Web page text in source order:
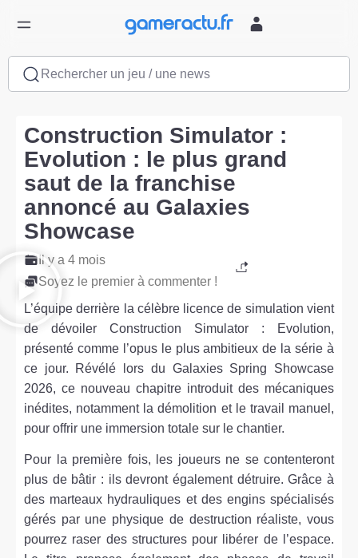
Rechercher un jeu / une news
Construction Simulator :
Evolution : le plus grand
saut de la franchise
annoncé au Galaxies
Showcase
Il y a 4 mois
Soyez le premier à commenter !
L’équipe derrière la célèbre licence de simulation vient
de dévoiler Construction Simulator : Evolution,
présenté comme l’opus le plus ambitieux de la série à
ce jour. Révélé lors du Galaxies Spring Showcase
2026, ce nouveau chapitre introduit des mécaniques
inédites, notamment la démolition et le travail manuel,
pour offrir une immersion totale sur le chantier.
Pour la première fois, les joueurs ne se contenteront
plus de bâtir : ils devront également détruire. Grâce à
des marteaux hydrauliques et des engins spécialisés
gérés par une physique de destruction réaliste, vous
pourrez raser des structures pour libérer de l’espace.